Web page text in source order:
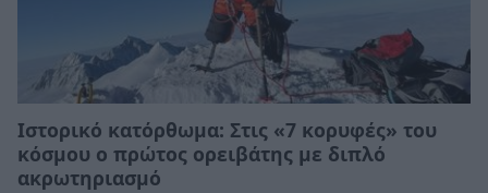
Ιστορικό κατόρθωμα: Στις «7 κορυφές» του
κόσμου ο πρώτος ορειβάτης με διπλό
ακρωτηριασμό